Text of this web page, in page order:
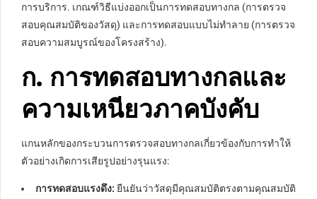
การบริการ. เกณฑ์วิธีแบ่งออกเป็นการทดสอบทางกล (การตรวจ
สอบคุณสมบัติของวัสดุ) และการทดสอบแบบไม่ทำลาย (การตรวจ
สอบความสมบูรณ์ของโครงสร้าง).
ก. การทดสอบทางกลและ
ความเหนียวภาคบังคับ
แกนหลักของกระบวนการตรวจสอบทางกลเกี่ยวข้องกับการทำให้
ตัวอย่างเกิดการเสียรูปอย่างรุนแรง:
การทดสอบแรงดึง: ยืนยันว่าวัสดุมีคุณสมบัติตรงตามคุณสมบัติ